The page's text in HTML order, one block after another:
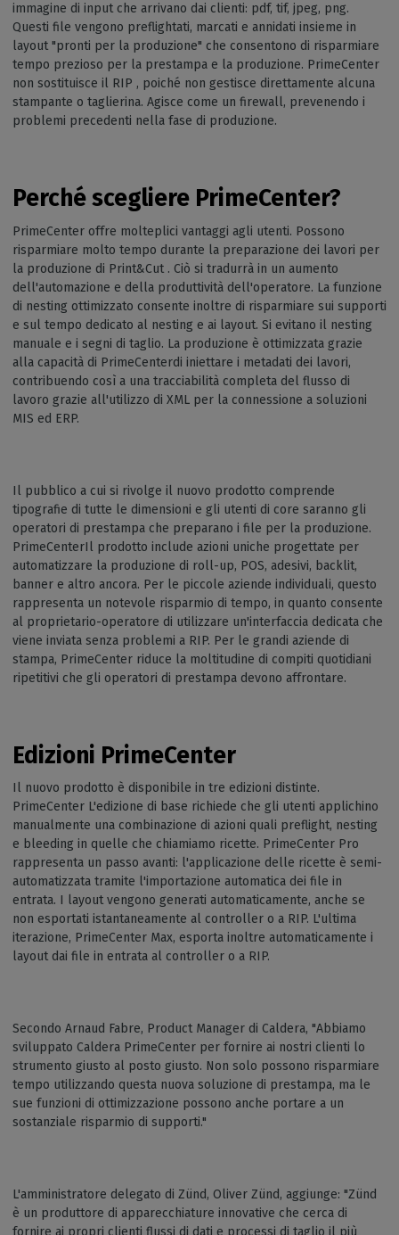
immagine di input che arrivano dai clienti: pdf, tif, jpeg, png.
Questi file vengono preflightati, marcati e annidati insieme in
layout "pronti per la produzione" che consentono di risparmiare
tempo prezioso per la prestampa e la produzione. PrimeCenter
non sostituisce il RIP , poiché non gestisce direttamente alcuna
stampante o taglierina. Agisce come un firewall, prevenendo i
problemi precedenti nella fase di produzione.
Perché scegliere PrimeCenter?
PrimeCenter offre molteplici vantaggi agli utenti. Possono
risparmiare molto tempo durante la preparazione dei lavori per
la produzione di Print&Cut . Ciò si tradurrà in un aumento
dell'automazione e della produttività dell'operatore. La funzione
di nesting ottimizzato consente inoltre di risparmiare sui supporti
e sul tempo dedicato al nesting e ai layout. Si evitano il nesting
manuale e i segni di taglio. La produzione è ottimizzata grazie
alla capacità di PrimeCenterdi iniettare i metadati dei lavori,
contribuendo così a una tracciabilità completa del flusso di
lavoro grazie all'utilizzo di XML per la connessione a soluzioni
MIS ed ERP.
Il pubblico a cui si rivolge il nuovo prodotto comprende
tipografie di tutte le dimensioni e gli utenti di core saranno gli
operatori di prestampa che preparano i file per la produzione.
PrimeCenterIl prodotto include azioni uniche progettate per
automatizzare la produzione di roll-up, POS, adesivi, backlit,
banner e altro ancora. Per le piccole aziende individuali, questo
rappresenta un notevole risparmio di tempo, in quanto consente
al proprietario-operatore di utilizzare un'interfaccia dedicata che
viene inviata senza problemi a RIP. Per le grandi aziende di
stampa, PrimeCenter riduce la moltitudine di compiti quotidiani
ripetitivi che gli operatori di prestampa devono affrontare.
Edizioni PrimeCenter
Il nuovo prodotto è disponibile in tre edizioni distinte.
PrimeCenter L'edizione di base richiede che gli utenti applichino
manualmente una combinazione di azioni quali preflight, nesting
e bleeding in quelle che chiamiamo ricette. PrimeCenter Pro
rappresenta un passo avanti: l'applicazione delle ricette è semi-
automatizzata tramite l'importazione automatica dei file in
entrata. I layout vengono generati automaticamente, anche se
non esportati istantaneamente al controller o a RIP. L'ultima
iterazione, PrimeCenter Max, esporta inoltre automaticamente i
layout dai file in entrata al controller o a RIP.
Secondo Arnaud Fabre, Product Manager di Caldera, "Abbiamo
sviluppato Caldera PrimeCenter per fornire ai nostri clienti lo
strumento giusto al posto giusto. Non solo possono risparmiare
tempo utilizzando questa nuova soluzione di prestampa, ma le
sue funzioni di ottimizzazione possono anche portare a un
sostanziale risparmio di supporti."
L'amministratore delegato di Zünd, Oliver Zünd, aggiunge: "Zünd
è un produttore di apparecchiature innovative che cerca di
fornire ai propri clienti flussi di dati e processi di taglio il più